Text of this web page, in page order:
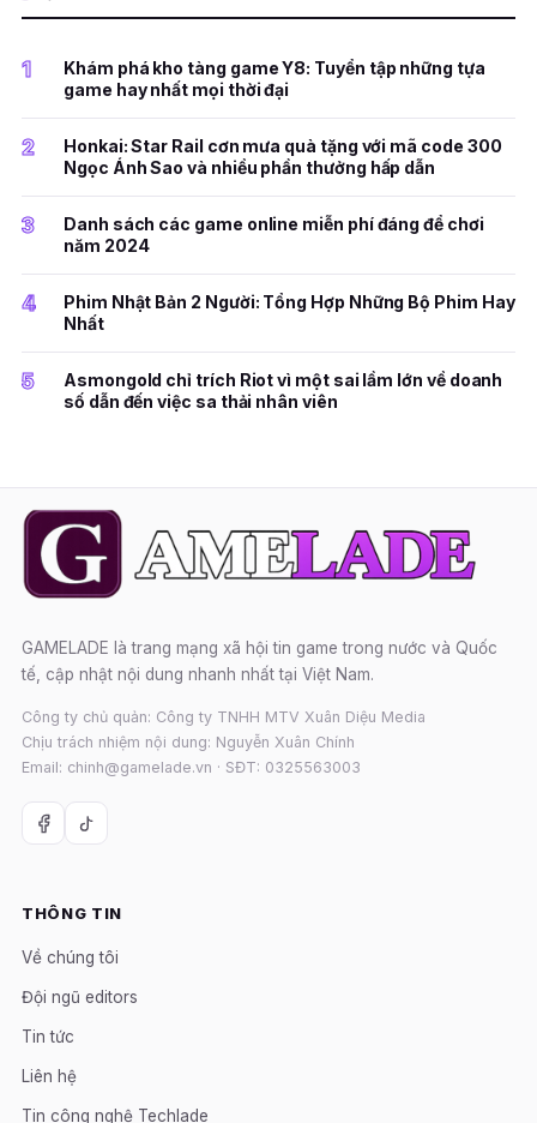
1
Khám phá kho tàng game Y8: Tuyển tập những tựa
game hay nhất mọi thời đại
2
Honkai: Star Rail cơn mưa quà tặng với mã code 300
Ngọc Ánh Sao và nhiều phần thưởng hấp dẫn
3
Danh sách các game online miễn phí đáng để chơi
năm 2024
4
Phim Nhật Bản 2 Người: Tổng Hợp Những Bộ Phim Hay
Nhất
5
Asmongold chỉ trích Riot vì một sai lầm lớn về doanh
số dẫn đến việc sa thải nhân viên
GAMELADE là trang mạng xã hội tin game trong nước và Quốc
tế, cập nhật nội dung nhanh nhất tại Việt Nam.
Công ty chủ quản: Công ty TNHH MTV Xuân Diệu Media
Chịu trách nhiệm nội dung: Nguyễn Xuân Chính
Email: chinh@gamelade.vn · SĐT: 0325563003
THÔNG TIN
Về chúng tôi
Đội ngũ editors
Tin tức
Liên hệ
Tin công nghệ Techlade